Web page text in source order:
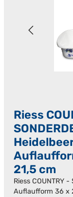
Riess
21,5 cm
Riess COUNTRY -
Auflaufform 36 x